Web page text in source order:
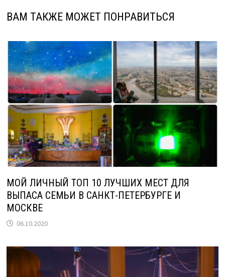
ВАМ ТАКЖЕ МОЖЕТ ПОНРАВИТЬСЯ
МОЙ ЛИЧНЫЙ ТОП 10 ЛУЧШИХ МЕСТ ДЛЯ
ВЫПАСА СЕМЬИ В САНКТ-ПЕТЕРБУРГЕ И
МОСКВЕ
06.10.2020